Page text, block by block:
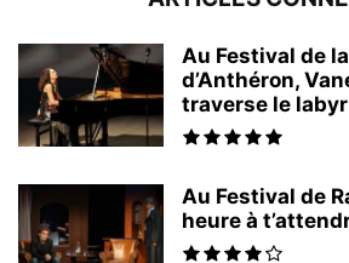
Au Festival de
d’Anthéron,
traverse le
Au Festival de
heure à